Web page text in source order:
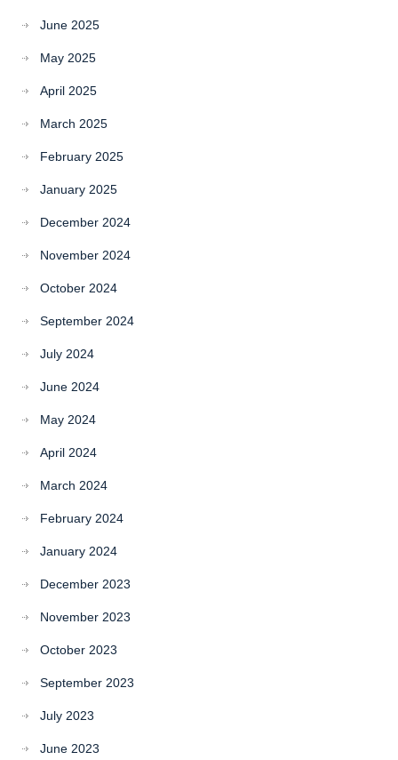
June 2025
May 2025
April 2025
March 2025
February 2025
January 2025
December 2024
November 2024
October 2024
September 2024
July 2024
June 2024
May 2024
April 2024
March 2024
February 2024
January 2024
December 2023
November 2023
October 2023
September 2023
July 2023
June 2023